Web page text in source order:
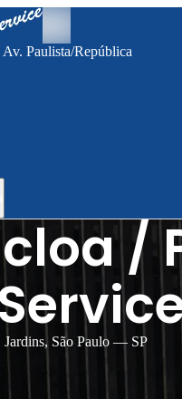
Av. Paulista/República
/
Jardins, São Paulo — SP